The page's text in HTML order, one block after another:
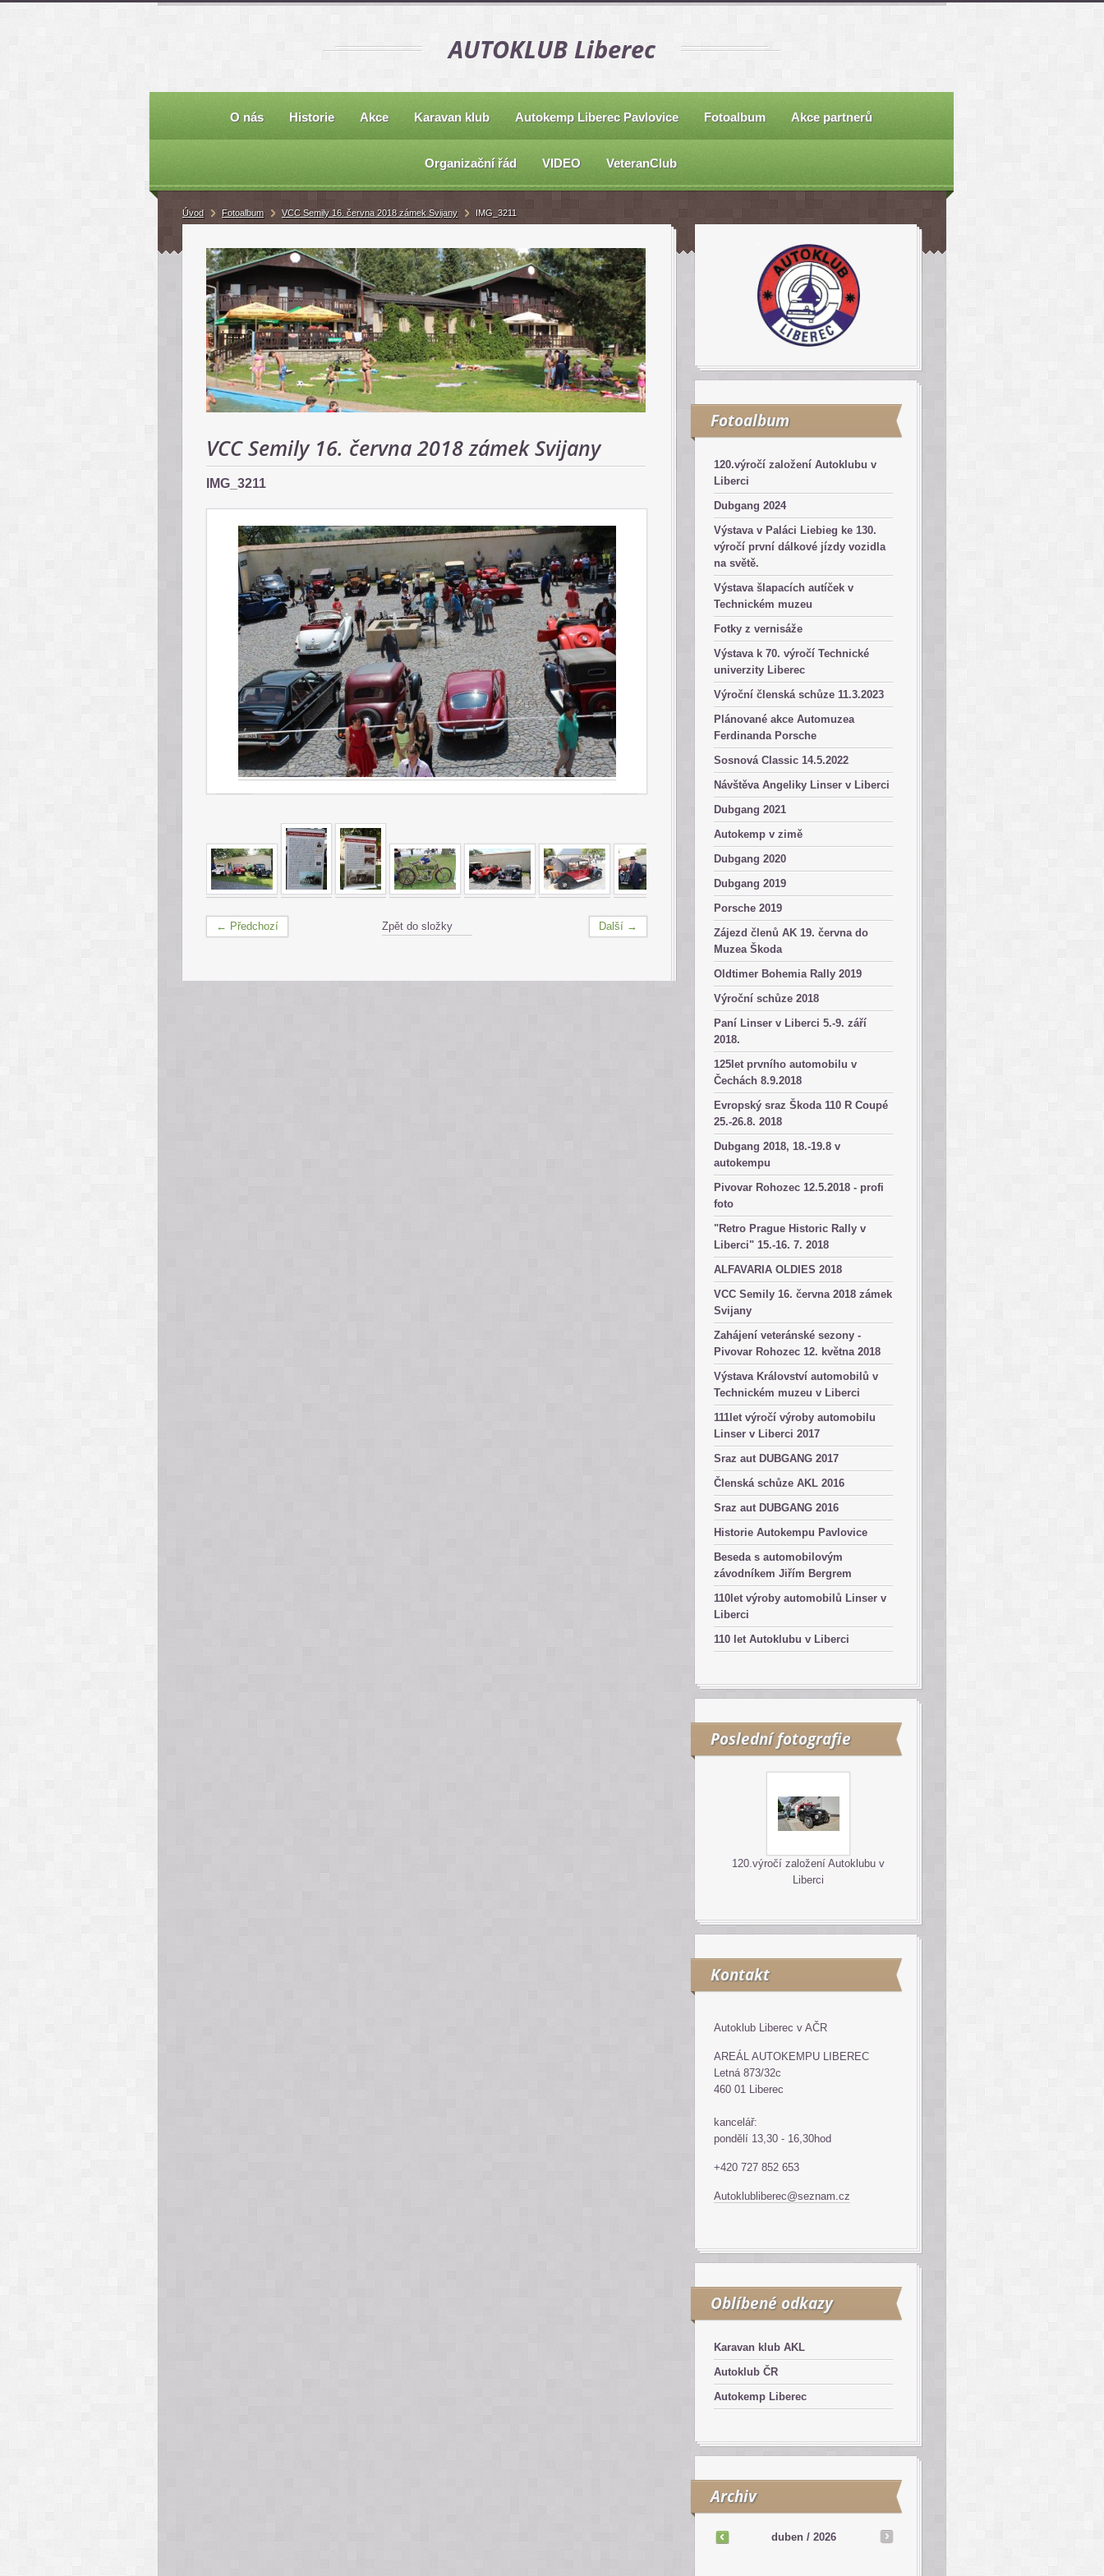
AUTOKLUB Liberec
O nás Historie Akce Karavan klub Autokemp Liberec Pavlovice Fotoalbum Akce partnerů
Organizační řád VIDEO VeteranClub
VCC Semily 16. června 2018 zámek Svijany
IMG_3211
← Předchozí Další →
Zpět do složky
Fotoalbum
120.výročí založení Autoklubu v
Liberci
Dubgang 2024
Výstava v Paláci Liebieg ke 130.
výročí první dálkové jízdy vozidla
na světě.
Výstava šlapacích autíček v
Technickém muzeu
Fotky z vernisáže
Výstava k 70. výročí Technické
univerzity Liberec
Výroční členská schůze 11.3.2023
Plánované akce Automuzea
Ferdinanda Porsche
Sosnová Classic 14.5.2022
Návštěva Angeliky Linser v Liberci
Dubgang 2021
Autokemp v zimě
Dubgang 2020
Dubgang 2019
Porsche 2019
Zájezd členů AK 19. června do
Muzea Škoda
Oldtimer Bohemia Rally 2019
Výroční schůze 2018
Paní Linser v Liberci 5.-9. září
2018.
125let prvního automobilu v
Čechách 8.9.2018
Evropský sraz Škoda 110 R Coupé
25.-26.8. 2018
Dubgang 2018, 18.-19.8 v
autokempu
Pivovar Rohozec 12.5.2018 - profi
foto
"Retro Prague Historic Rally v
Liberci" 15.-16. 7. 2018
ALFAVARIA OLDIES 2018
VCC Semily 16. června 2018 zámek
Svijany
Zahájení veteránské sezony -
Pivovar Rohozec 12. května 2018
Výstava Království automobilů v
Technickém muzeu v Liberci
111let výročí výroby automobilu
Linser v Liberci 2017
Sraz aut DUBGANG 2017
Členská schůze AKL 2016
Sraz aut DUBGANG 2016
Historie Autokempu Pavlovice
Beseda s automobilovým
závodníkem Jiřím Bergrem
110let výroby automobilů Linser v
Liberci
110 let Autoklubu v Liberci
Poslední fotografie
120.výročí založení Autoklubu v
Liberci
Kontakt
Autoklub Liberec v AČR
AREÁL AUTOKEMPU LIBEREC
Letná 873/32c
460 01 Liberec
kancelář:
pondělí 13,30 - 16,30hod
+420 727 852 653
Autoklubliberec@seznam.cz
Oblíbené odkazy
Karavan klub AKL
Autoklub ČR
Autokemp Liberec
Archiv
duben / 2026
Úvod Fotoalbum VCC Semily 16. června 2018 zámek Svijany IMG_3211